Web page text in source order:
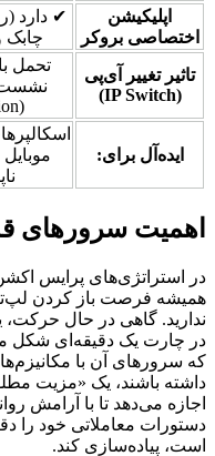
اپلیکیشن
اختصاصی بروکر
✔ دارد
چابک
تاثیر تغییر آی‌پی
(IP Switch)
تحمل
نشست
(Session)
ایده‌آل برای:
موبایل
اهمیت سرورهای
در استراتژی‌های پرایس
همیشه فرصت باز کردن
ندارید. گاهی در حال
در چارت یک دقیقه‌ای شکل
که سرورهای آن با
داشته باشند، یک «مزیت
اجازه می‌دهد تا با آرامش
دستورات معاملاتی خود را
است، پیاده‌سازی کند.